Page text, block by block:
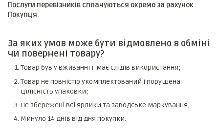
Послуги перевізників сплачуються окремо за рахунок
Покупця.
За яких умов може бути відмовлено в обміні
чи повернені товару?
Товар був у вживанні і має слідів використання;
Товар не повністю укомплектований і порушена
цілісність упаковки;
Не збережені всі ярлики та заводське маркування;
Минуло 14 днів від дня покупки.